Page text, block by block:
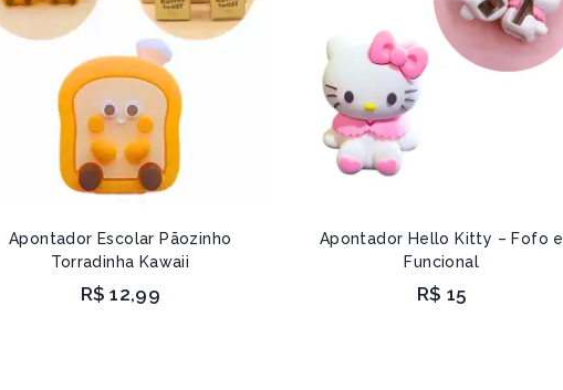
Apontador Escolar Pãozinho
Torradinha Kawaii
R$ 12,99
Apontador Hello Kitty – Fofo e
Funcional
R$ 15